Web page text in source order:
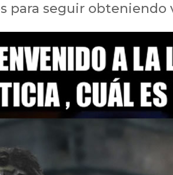
para seguir obteniendo